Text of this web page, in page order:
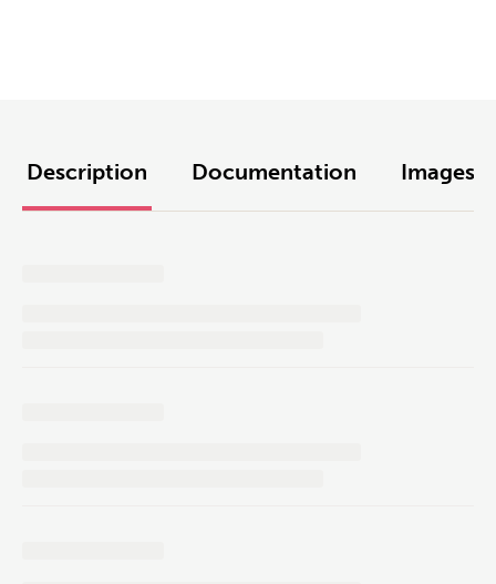
Description Documentation Images